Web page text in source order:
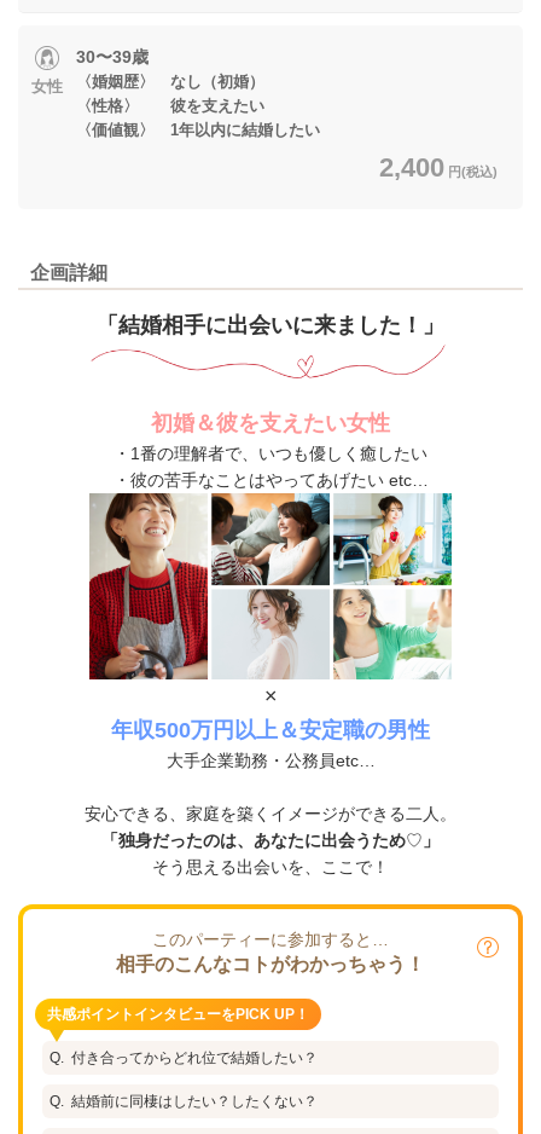
女性
30〜39歳
〈婚姻歴〉 なし（初婚）
〈性格〉 彼を支えたい
〈価値観〉 1年以内に結婚したい
2,400 円(税込)
企画詳細
「結婚相手に出会いに来ました！」
初婚＆彼を支えたい女性
・1番の理解者で、いつも優しく癒したい
・彼の苦手なことはやってあげたい etc…
×
年収500万円以上＆安定職の男性
大手企業勤務・公務員etc…
安心できる、家庭を築くイメージができる二人。
「独身だったのは、あなたに出会うため♡ 」
そう思える出会いを、ここで！
このパーティーに参加すると…
相手のこんなコトがわかっちゃう！
共感ポイントインタビューをPICK UP！
付き合ってからどれ位で結婚したい？
結婚前に同棲はしたい？したくない？